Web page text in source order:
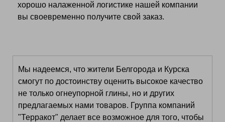
хорошо налаженной логистике нашей компании
вы своевременно получите свой заказ.
Мы надеемся, что жители Белгорода и Курска
смогут по достоинству оценить высокое качество
не только огнеупорной глины, но и других
предлагаемых нами товаров. Группа компаний
"Терракот" делает все возможное для того, чтобы